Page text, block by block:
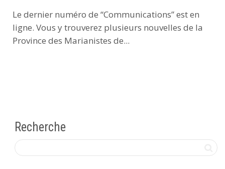
Le dernier numéro de “Communications” est en
ligne. Vous y trouverez plusieurs nouvelles de la
Province des Marianistes de...
Recherche